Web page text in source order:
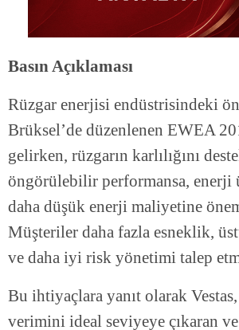
Basın Açıklaması
Rüzgar enerjisi endüstrisindeki
Brüksel’de düzenlenen EWEA
gelirken, rüzgarın karlılığını
öngörülebilir performansa, enerji
daha düşük enerji maliyetine
Müşteriler daha fazla esneklik,
ve daha iyi risk yönetimi talep
Bu ihtiyaçlara yanıt olarak
verimini ideal seviyeye çıkaran